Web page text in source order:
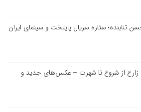
تنابنده؛ ستاره سریال پایتخت و سینمای ایران
زارع از شروع تا شهرت + عکس‌های جدید و